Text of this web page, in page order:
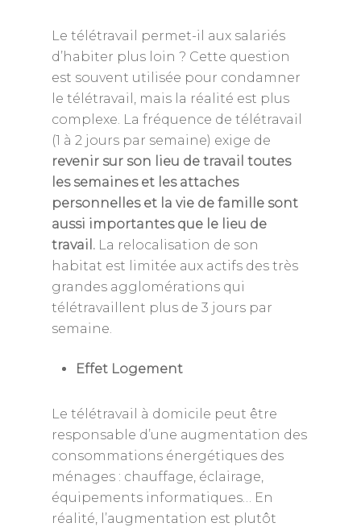
Le télétravail permet-il aux salariés
d’habiter plus loin ? Cette question
est souvent utilisée pour condamner
le télétravail, mais la réalité est plus
complexe. La fréquence de télétravail
(1 à 2 jours par semaine) exige de
revenir sur son lieu de travail toutes
les semaines et les attaches
personnelles et la vie de famille sont
aussi importantes que le lieu de
travail. La relocalisation de son
habitat est limitée aux actifs des très
grandes agglomérations qui
télétravaillent plus de 3 jours par
semaine.
Effet Logement
Le télétravail à domicile peut être
responsable d’une augmentation des
consommations énergétiques des
ménages : chauffage, éclairage,
équipements informatiques… En
réalité, l’augmentation est plutôt